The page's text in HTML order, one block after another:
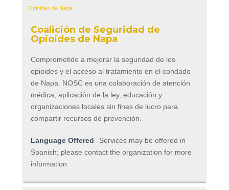
Coalición de Seguridad de
Opioides de Napa
Comprometido a mejorar la seguridad de los
opioides y el acceso al tratamiento en el condado
de Napa. NOSC es una colaboración de atención
médica, aplicación de la ley, educación y
organizaciones locales sin fines de lucro para
compartir recursos de prevención.
Language Offered
Services may be offered in
Spanish; please contact the organization for more
information